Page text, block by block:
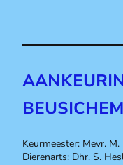
BEUSICHEM
Keurmeester: Mevr.
Dierenarts: Dhr. S.